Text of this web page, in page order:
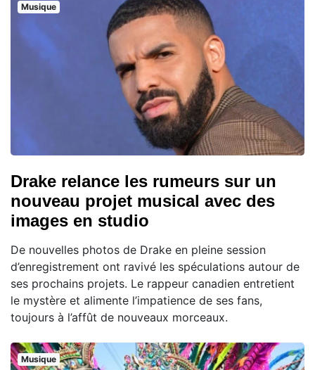
Musique
Drake relance les rumeurs sur un
nouveau projet musical avec des
images en studio
De nouvelles photos de Drake en pleine session
d’enregistrement ont ravivé les spéculations autour de
ses prochains projets. Le rappeur canadien entretient
le mystère et alimente l’impatience de ses fans,
toujours à l’affût de nouveaux morceaux.
Musique